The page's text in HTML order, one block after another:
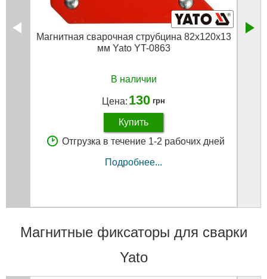
Магнитная сварочная струбцина 82х120х13
мм Yato YT-0863
В наличии
Цена: 130 грн
Купить
Отгрузка в течение 1-2 рабочих дней
Подробнее...
Магнитные фиксаторы для сварки
Yato